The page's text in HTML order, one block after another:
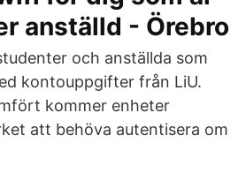
anställd - Örebro
och anställda som
kontouppgifter från LiU.
kommer enheter
att behöva autentisera om